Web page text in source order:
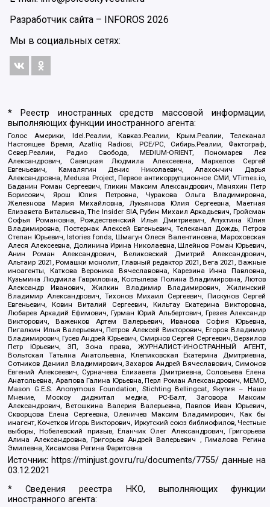
Разработчик сайта – INFOROS 2026
Мы в социальных сетях:
* Реестр иностранных средств массовой информации,
выполняющих функции иностранного агента:
Голос Америки, Idel.Реалии, Кавказ.Реалии, Крым.Реалии, Телеканал
Настоящее Время, Azatliq Radiosi, PCE/PC, Сибирь.Реалии, Фактограф,
Север.Реалии, Радио Свобода, MEDIUM-ORIENT, Пономарев Лев
Александрович, Савицкая Людмила Алексеевна, Маркелов Сергей
Евгеньевич, Камалягин Денис Николаевич, Апахончич Дарья
Александровна, Medusa Project, Первое антикоррупционное СМИ, VTimes.io,
Баданин Роман Сергеевич, Гликин Максим Александрович, Маняхин Петр
Борисович, Ярош Юлия Петровна, Чуракова Ольга Владимировна,
Железнова Мария Михайловна, Лукьянова Юлия Сергеевна, Маетная
Елизавета Витальевна, The Insider SIA, Рубин Михаил Аркадьевич, Гройсман
Софья Романовна, Рождественский Илья Дмитриевич, Апухтина Юлия
Владимировна, Постернак Алексей Евгеньевич, Телеканал Дождь, Петров
Степан Юрьевич, Istories fonds, Шмагун Олеся Валентиновна, Мароховская
Алеся Алексеевна, Долинина Ирина Николаевна, Шлейнов Роман Юрьевич,
Анин Роман Александрович, Великовский Дмитрий Александрович,
Альтаир 2021, Ромашки монолит, Главный редактор 2021, Вега 2021, Важные
иноагенты, Каткова Вероника Вячеславовна, Карезина Инна Павловна,
Кузьмина Людмила Гавриловна, Костылева Полина Владимировна, Лютов
Александр Иванович, Жилкин Владимир Владимирович, Жилинский
Владимир Александрович, Тихонов Михаил Сергеевич, Пискунов Сергей
Евгеньевич, Ковин Виталий Сергеевич, Кильтау Екатерина Викторовна,
Любарев Аркадий Ефимович, Гурман Юрий Альбертович, Грезев Александр
Викторович, Важенков Артем Валерьевич, Иванова София Юрьевна,
Пигалкин Илья Валерьевич, Петров Алексей Викторович, Егоров Владимир
Владимирович, Гусев Андрей Юрьевич, Смирнов Сергей Сергеевич, Верзилов
Петр Юрьевич, ЗП, Зона права, ЖУРНАЛИСТ-ИНОСТРАННЫЙ АГЕНТ,
Вольтская Татьяна Анатольевна, Клепиковская Екатерина Дмитриевна,
Сотников Даниил Владимирович, Захаров Андрей Вячеславович, Симонов
Евгений Алексеевич, Сурначева Елизавета Дмитриевна, Соловьева Елена
Анатольевна, Арапова Галина Юрьевна, Перл Роман Александрович, МЕМО,
Mason G.E.S. Anonymous Foundation, Stichting Bellingcat, Якутия – Наше
Мнение, Москоу диджитал медиа, РС-Балт, Заговора Максим
Александрович, Ветошкина Валерия Валерьевна, Павлов Иван Юрьевич,
Скворцова Елена Сергеевна, Оленичев Максим Владимирович, Как бы
инагент, Кочетков Игорь Викторович, Иркутский союз библиофилов, Честные
выборы, Нобелевский призыв, Еланчик Олег Александрович, Григорьева
Алина Александровна, Григорьев Андрей Валерьевич , Гималова Регина
Эмилевна, Хисамова Регина Фаритовна
Источник: https://minjust.gov.ru/ru/documents/7755/ данные на
03.12.2021
* Сведения реестра НКО, выполняющих функции
иностранного агента: